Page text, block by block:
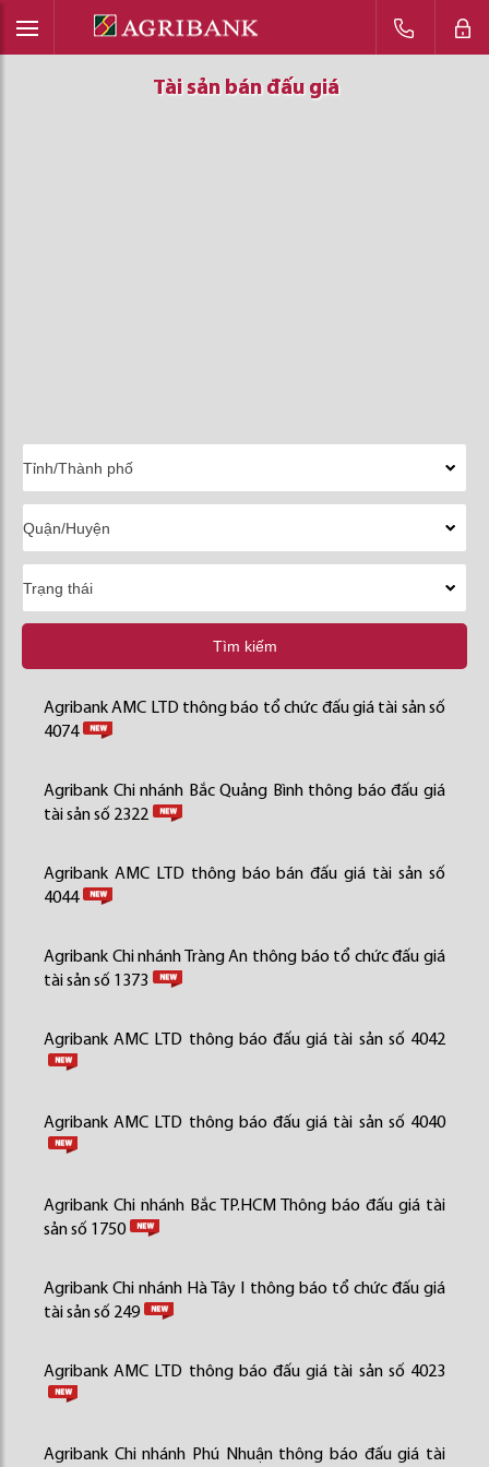
Tài sản bán đấu giá
Tài sản bán đấu giá
Tài sản bán đấu giá
Tìm kiếm
Agribank AMC LTD thông báo tổ chức đấu giá tài sản số
4074
Agribank Chi nhánh Bắc Quảng Bình thông báo đấu giá
tài sản số 2322
Agribank AMC LTD thông báo bán đấu giá tài sản số
4044
Agribank Chi nhánh Tràng An thông báo tổ chức đấu giá
tài sản số 1373
Agribank AMC LTD thông báo đấu giá tài sản số 4042
Agribank AMC LTD thông báo đấu giá tài sản số 4040
Agribank Chi nhánh Bắc TP.HCM Thông báo đấu giá tài
sản số 1750
Agribank Chi nhánh Hà Tây I thông báo tổ chức đấu giá
tài sản số 249
Agribank AMC LTD thông báo đấu giá tài sản số 4023
Agribank Chi nhánh Phú Nhuận thông báo đấu giá tài